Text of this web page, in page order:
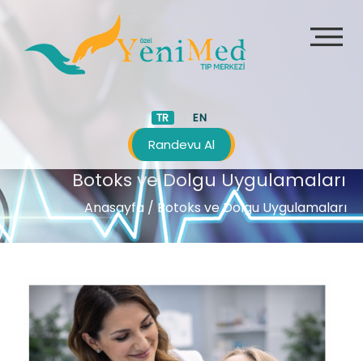
TR EN
Randevu Al
Botoks ve Dolgu Uygulamaları
Anasayfa / Botoks ve Dolgu Uygulamaları